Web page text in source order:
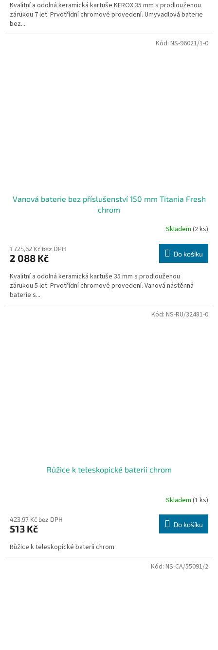
Kvalitní a odolná keramická kartuše KEROX 35 mm s prodlouženou
zárukou 7 let. Prvotřídní chromové provedení. Umyvadlová baterie
bez...
Vanová baterie bez příslušenství 150 mm Titania Fresh
chrom
Skladem (2 ks)
1 725,62 Kč bez DPH
2 088 Kč Do košíku
Kvalitní a odolná keramická kartuše 35 mm s prodlouženou
zárukou 5 let. Prvotřídní chromové provedení. Vanová nástěnná
baterie s...
Kód: NS-96021/1-0
Růžice k teleskopické baterii chrom
Skladem (1 ks)
423,97 Kč bez DPH
513 Kč Do košíku
Růžice k teleskopické baterii chrom
Kód: NS-RU/32481-0
Kód: NS-CA/55091/2